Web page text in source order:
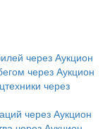
через Аукцион
через Аукцион
через
через Аукцион